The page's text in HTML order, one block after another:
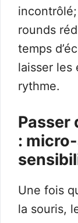
rounds
temps
laisser les
rythme.
Passer
:
Une fois
la souris,